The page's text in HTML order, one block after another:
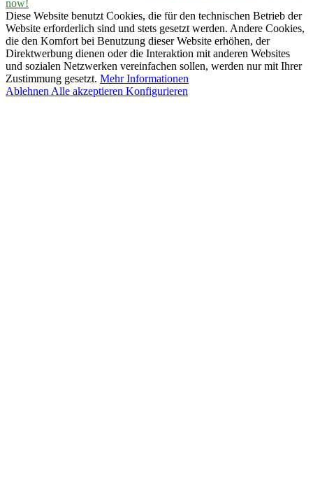
now!
Diese Website benutzt Cookies, die für den technischen Betrieb der
Website erforderlich sind und stets gesetzt werden. Andere Cookies,
die den Komfort bei Benutzung dieser Website erhöhen, der
Direktwerbung dienen oder die Interaktion mit anderen Websites
und sozialen Netzwerken vereinfachen sollen, werden nur mit Ihrer
Zustimmung gesetzt. Mehr Informationen
Ablehnen Alle akzeptieren Konfigurieren